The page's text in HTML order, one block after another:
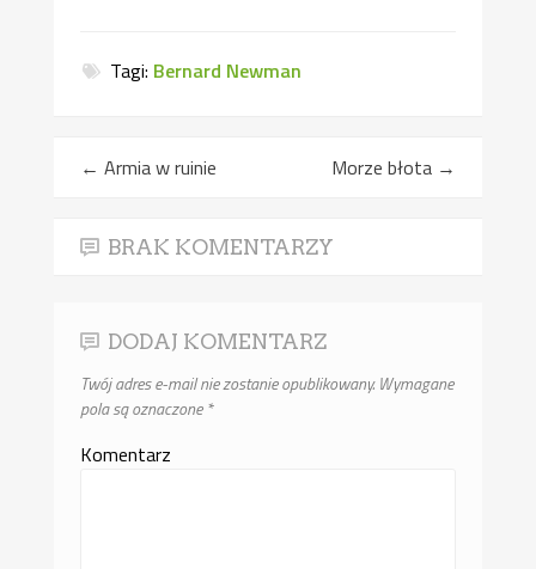
Tagi: Bernard Newman
← Armia w ruinie Morze błota →
BRAK KOMENTARZY
DODAJ KOMENTARZ
Twój adres e-mail nie zostanie opublikowany.Wymagane
pola są oznaczone*
Komentarz